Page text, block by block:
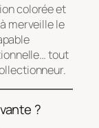
colorée et
merveille le
tout
?